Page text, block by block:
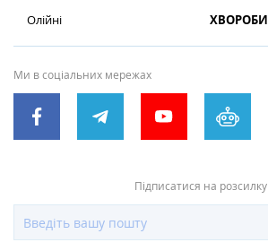
Олійні
ХВОРОБИ
Ми в соціальних мережах
Підписатися на розсилку